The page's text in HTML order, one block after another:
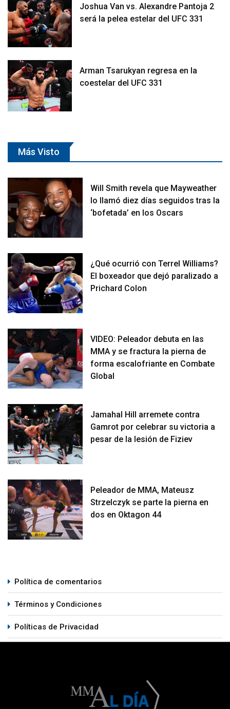
Joshua Van vs. Alexandre Pantoja 2
será la pelea estelar del UFC 331
Arman Tsarukyan regresa en la
coestelar del UFC 331
Más Visto
Will Smith revela que Mayweather
lo llamó diez días seguidos tras la
‘bofetada’ en los Oscars
¿Qué ocurrió con Terrel Williams?
El boxeador que dejó paralizado a
Prichard Colon
VIDEO: Peleador debuta en las
MMA y se fractura la pierna de
forma escalofriante en Combate
Global
Jamahal Hill arremete contra
Gamrot por celebrar su victoria a
pesar de la lesión de Fiziev
Peleador de MMA, Mateusz
Strzelczyk se parte la pierna en
dos en Oktagon 44
Política de comentarios
Términos y Condiciones
Políticas de Privacidad